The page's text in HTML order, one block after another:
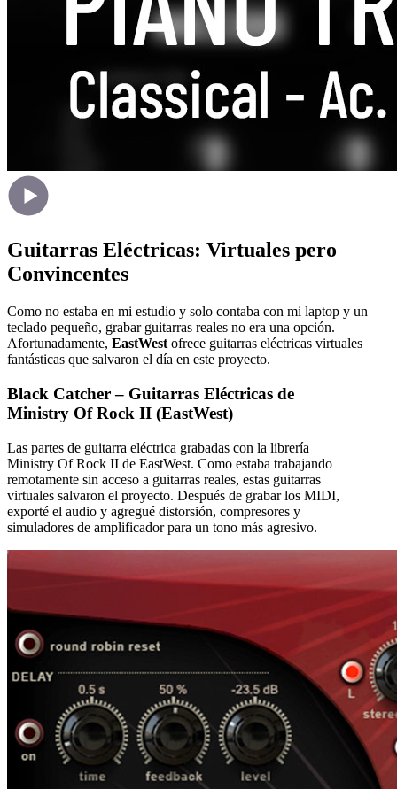
Guitarras Eléctricas: Virtuales pero
Convincentes
Como no estaba en mi estudio y solo contaba con mi laptop y un
teclado pequeño, grabar guitarras reales no era una opción.
Afortunadamente, EastWest ofrece guitarras eléctricas virtuales
fantásticas que salvaron el día en este proyecto.
Black Catcher – Guitarras Eléctricas de
Ministry Of Rock II (EastWest)
Las partes de guitarra eléctrica grabadas con la librería
Ministry Of Rock II de EastWest. Como estaba trabajando
remotamente sin acceso a guitarras reales, estas guitarras
virtuales salvaron el proyecto. Después de grabar los MIDI,
exporté el audio y agregué distorsión, compresores y
simuladores de amplificador para un tono más agresivo.